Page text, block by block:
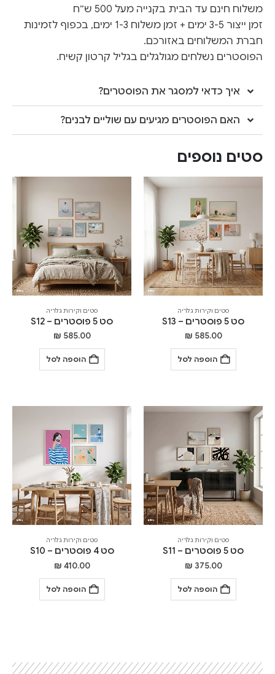
משלוח חינם עד הבית בקנייה מעל 500 ש״ח
זמן ייצור 3-5 ימים + זמן משלוח 1-3 ימים, בכפוף לזמינות
חברת המשלוחים באזורכם.
הפוסטרים נשלחים מגולגלים בגליל קרטון קשיח.
איך כדאי למסגר את הפוסטרים?
האם הפוסטרים מגיעים עם שוליים לבנים?
סטים נוספים
סטים וקירות גלריה
סט 5 פוסטרים – S13
₪ 585.00
הוספה לסל
סטים וקירות גלריה
סט 5 פוסטרים – S12
₪ 585.00
הוספה לסל
סטים וקירות גלריה
סט 5 פוסטרים – S11
₪ 375.00
הוספה לסל
סטים וקירות גלריה
סט 4 פוסטרים – S10
₪ 410.00
הוספה לסל